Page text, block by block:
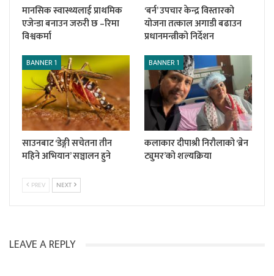
मानसिक स्वास्थ्यलाई प्राथमिक
एजेन्डा बनाउन जरुरी छ –रिमा
विश्वकर्मा
‘बर्न’ उपचार केन्द्र विस्तारको
योजना तत्काल अगाडी बढाउन
प्रधानमन्त्रीको निर्देशन
BANNER 1
साउनबाट ‘डेङ्गी सचेतना तीन
महिने अभियान’ सञ्चालन हुने
BANNER 1
कलाकार दीपाश्री निरौलाको ‘ब्रेन
ट्युमर’को शल्यक्रिया
PREV NEXT
LEAVE A REPLY